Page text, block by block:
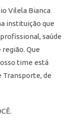
Vilela Bianca
instituição que
saúde
região. Que
time está
Transporte, de